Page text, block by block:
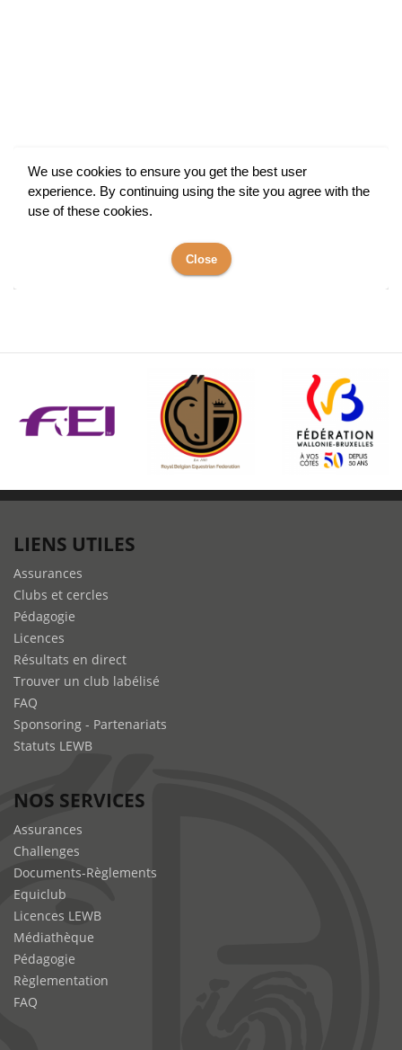
LIENS UTILES
Assurances
Clubs et cercles
Pédagogie
Licences
Résultats en direct
Trouver un club labélisé
FAQ
Sponsoring - Partenariats
Statuts LEWB
NOS SERVICES
Assurances
Challenges
Documents-Règlements
Equiclub
Licences LEWB
Médiathèque
Pédagogie
Règlementation
FAQ